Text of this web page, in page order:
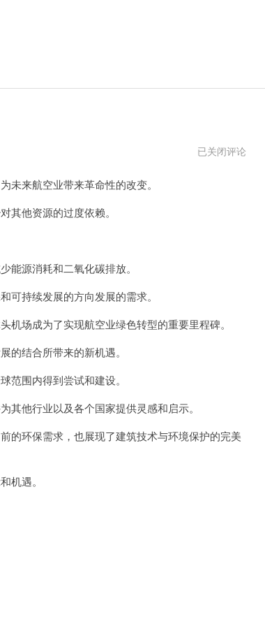
木
已关闭评论
来航空业带来革命性的改变。
他资源的过度依赖。
源消耗和二氧化碳排放。
持续发展的方向发展的需求。
场成为了实现航空业绿色转型的重要里程碑。
结合所带来的新机遇。
围内得到尝试和建设。
他行业以及各个国家提供灵感和启示。
环保需求，也展现了建筑技术与环境保护的完美
机遇。